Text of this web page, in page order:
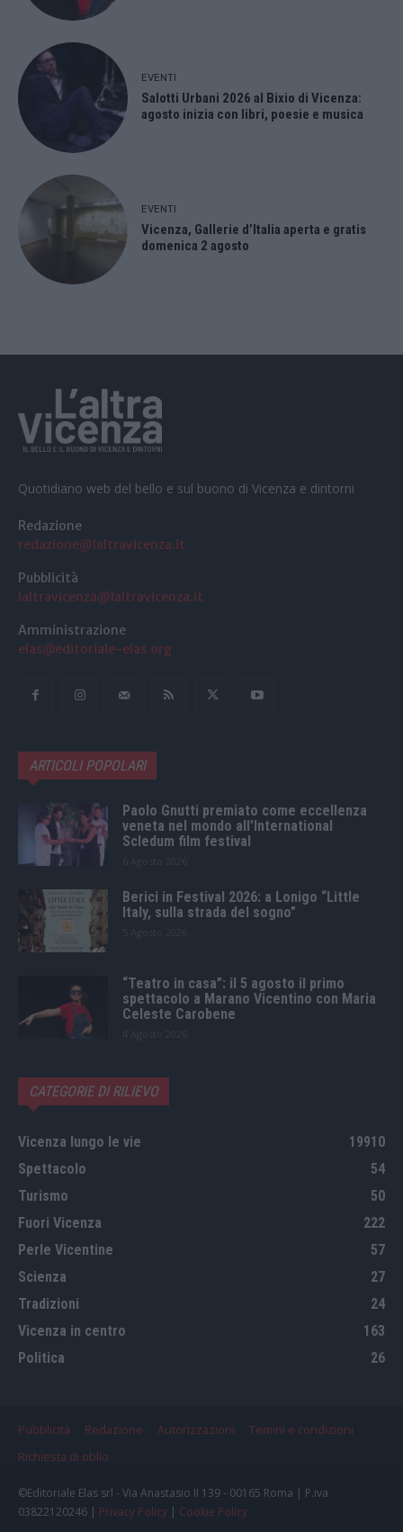
EVENTI
Salotti Urbani 2026 al Bixio di Vicenza:
agosto inizia con libri, poesie e musica
EVENTI
Vicenza, Gallerie d’Italia aperta e gratis
domenica 2 agosto
Quotidiano web del bello e sul buono di Vicenza e dintorni
Redazione
redazione@laltravicenza.it
Pubblicità
laltravicenza@laltravicenza.it
Amministrazione
elas@editoriale-elas.org
ARTICOLI POPOLARI
Paolo Gnutti premiato come eccellenza
veneta nel mondo all’International
Scledum film festival
Berici in Festival 2026: a Lonigo “Little
Italy, sulla strada del sogno”
“Teatro in casa”: il 5 agosto il primo
spettacolo a Marano Vicentino con Maria
Celeste Carobene
CATEGORIE DI RILIEVO
Vicenza lungo le vie
19910
Spettacolo
54
Turismo
50
Fuori Vicenza
222
Perle Vicentine
57
Scienza
27
Tradizioni
24
Vicenza in centro
163
Politica
26
Pubblicità Redazione Autorizzazioni
Temini e condizioni
Richiesta di oblio
©Editoriale Elas srl - Via Anastasio II 139 - 00165 Roma | P.iva
03822120246 | Privacy Policy | Cookie Policy